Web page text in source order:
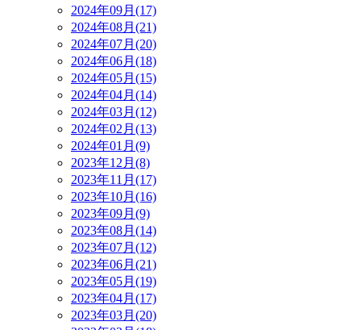
2024年09月(17)
2024年08月(21)
2024年07月(20)
2024年06月(18)
2024年05月(15)
2024年04月(14)
2024年03月(12)
2024年02月(13)
2024年01月(9)
2023年12月(8)
2023年11月(17)
2023年10月(16)
2023年09月(9)
2023年08月(14)
2023年07月(12)
2023年06月(21)
2023年05月(19)
2023年04月(17)
2023年03月(20)